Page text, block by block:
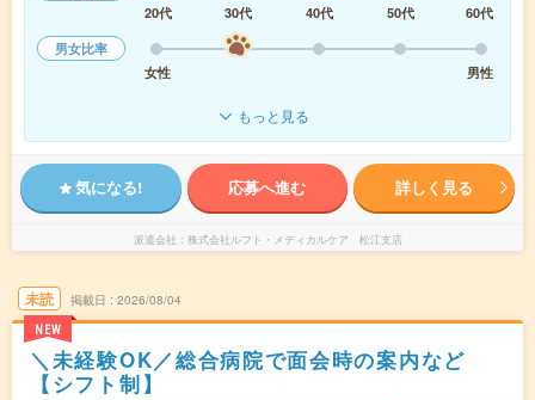
20代
30代 40代 50代
60代
男女比率
女性
男性
もっと見る
気になる! 応募へ進む 詳しく見る
派遣会社 株式会社ルフト・メディカルケア 松江支店
未読
NEW
掲載日 2026/08/04
＼未経験OK／総合病院で面会時の案内など
【シフト制】